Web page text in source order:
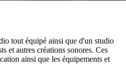
tout équipé ainsi que d'un studio
et autres créations sonores. Ces
ainsi que les équipements et